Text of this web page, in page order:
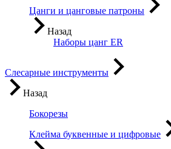
Цанги и цанговые патроны
Назад
Наборы цанг ER
Слесарные инструменты
Назад
Бокорезы
Клейма буквенные и цифровые